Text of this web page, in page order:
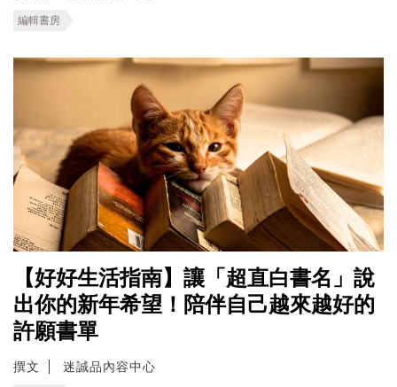
編輯書房
【好好生活指南】讓「超直白書名」說
出你的新年希望！陪伴自己越來越好的
許願書單
撰文 迷誠品內容中心